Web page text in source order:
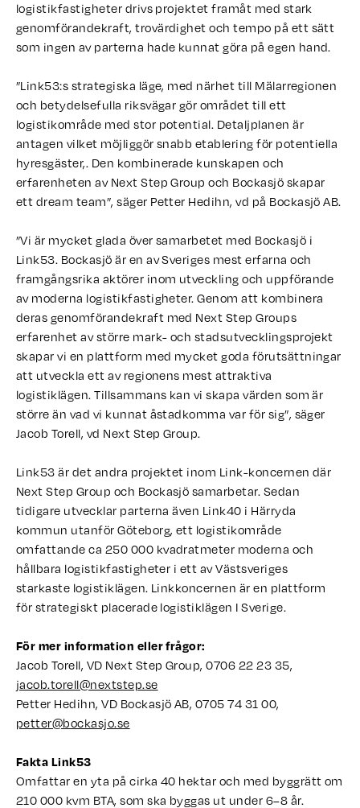
logistikfastigheter drivs projektet framåt med stark
genomförandekraft, trovärdighet och tempo på ett sätt
som ingen av parterna hade kunnat göra på egen hand.
”Link53:s strategiska läge, med närhet till Mälarregionen
och betydelsefulla riksvägar gör området till ett
logistikområde med stor potential. Detaljplanen är
antagen vilket möjliggör snabb etablering för potentiella
hyresgäster,. Den kombinerade kunskapen och
erfarenheten av Next Step Group och Bockasjö skapar
ett dream team”, säger Petter Hedihn, vd på Bockasjö AB.
”Vi är mycket glada över samarbetet med Bockasjö i
Link53. Bockasjö är en av Sveriges mest erfarna och
framgångsrika aktörer inom utveckling och uppförande
av moderna logistikfastigheter. Genom att kombinera
deras genomförandekraft med Next Step Groups
erfarenhet av större mark- och stadsutvecklingsprojekt
skapar vi en plattform med mycket goda förutsättningar
att utveckla ett av regionens mest attraktiva
logistiklägen. Tillsammans kan vi skapa värden som är
större än vad vi kunnat åstadkomma var för sig”, säger
Jacob Torell, vd Next Step Group.
Link53 är det andra projektet inom Link-koncernen där
Next Step Group och Bockasjö samarbetar. Sedan
tidigare utvecklar parterna även Link40 i Härryda
kommun utanför Göteborg, ett logistikområde
omfattande ca 250 000 kvadratmeter moderna och
hållbara logistikfastigheter i ett av Västsveriges
starkaste logistiklägen. Linkkoncernen är en plattform
för strategiskt placerade logistiklägen I Sverige.
För mer information eller frågor:
Jacob Torell, VD Next Step Group, 0706 22 23 35,
jacob.torell@nextstep.se
Petter Hedihn, VD Bockasjö AB, 0705 74 31 00,
petter@bockasjo.se
Fakta Link53
Omfattar en yta på cirka 40 hektar och med byggrätt om
210 000 kvm BTA, som ska byggas ut under 6–8 år.